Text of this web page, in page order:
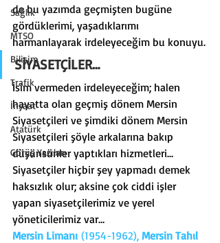
Sağlık
MTSO
Bilişim
Trafik
İnşaat
Atatürk
Görüş Yazıları
de bu yazımda geçmişten bugüne
gördüklerimi, yaşadıklarımı
harmanlayarak irdeleyeceğim bu konuyu.
SİYASETÇİLER…
İsim vermeden irdeleyeceğim; halen
hayatta olan geçmiş dönem Mersin
Siyasetçileri ve şimdiki dönem Mersin
Siyasetçileri şöyle arkalarına bakıp
düşünsünler yaptıkları hizmetleri…
Siyasetçiler hiçbir şey yapmadı demek
haksızlık olur; aksine çok ciddi işler
yapan siyasetçilerimiz ve yerel
yöneticilerimiz var…
Mersin Limanı (1954-1962), Mersin Tahıl